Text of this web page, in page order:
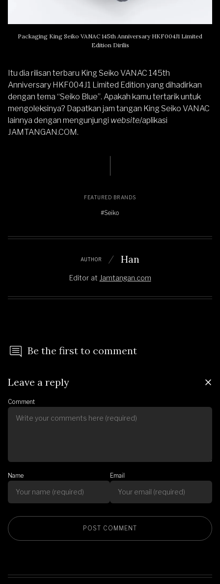
Packaging King Seiko VANAC 145th Anniversary HKF004J1 Limited
Edition Dirilis
Itu dia rilisan terbaru King Seiko VANAC 145th
Anniversary HKF004J1 Limited Edition yang dihadirkan
dengan tema “Seiko Blue”. Apakah kamu tertarik untuk
mengoleksinya? Dapatkan jam tangan King Seiko VANAC
lainnya dengan mengunjungi website/aplikasi
JAMTANGAN.COM.
FEATURED BRANDS
#Seiko
AUTHOR Han
Editor at Jamtangan.com
Be the first to comment
Leave a reply
Comment
Name Email